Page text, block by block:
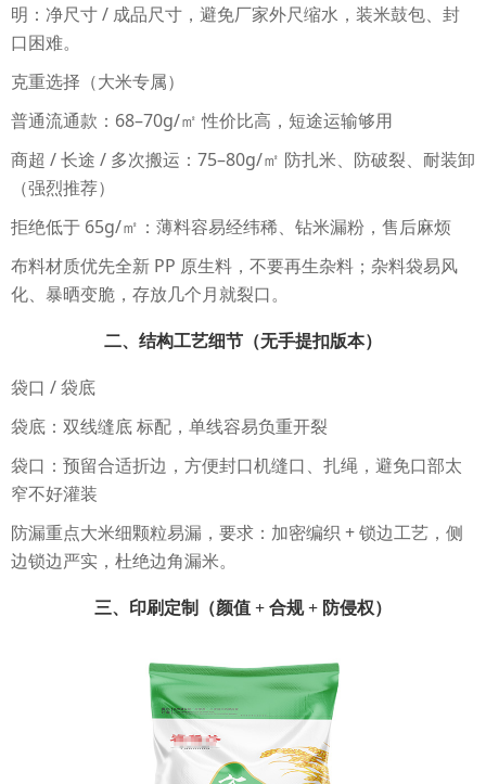
明：净尺寸 / 成品尺寸，避免厂家外尺缩水，装米鼓包、封
口困难。
克重选择（大米专属）
普通流通款：68–70g/㎡ 性价比高，短途运输够用
商超 / 长途 / 多次搬运：75–80g/㎡ 防扎米、防破裂、耐装卸
（强烈推荐）
拒绝低于 65g/㎡：薄料容易经纬稀、钻米漏粉，售后麻烦
布料材质优先全新 PP 原生料，不要再生杂料；杂料袋易风
化、暴晒变脆，存放几个月就裂口。
二、结构工艺细节（无手提扣版本）
袋口 / 袋底
袋底：双线缝底 标配，单线容易负重开裂
袋口：预留合适折边，方便封口机缝口、扎绳，避免口部太
窄不好灌装
防漏重点大米细颗粒易漏，要求：加密编织 + 锁边工艺，侧
边锁边严实，杜绝边角漏米。
三、印刷定制（颜值 + 合规 + 防侵权）